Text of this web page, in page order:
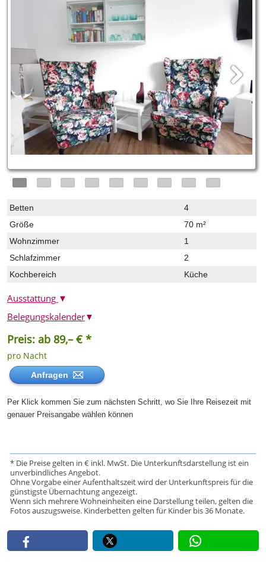
Betten
4
Größe
70 m²
Wohnzimmer
1
Schlafzimmer
2
Kochbereich
Küche
Ausstattung ▼
Preis: ab 89,– € *
pro Nacht
Anfragen
Per Klick kommen Sie zum nächsten Schritt, wo Sie Ihre Reisezeit mit
genauer Preisangabe wählen können
Belegungskalender▼
* Die Preise gelten in € inkl. MwSt. Die Unterkunftsdarstellung ist ein
unverbindliches Angebot.
Ohne Vorgabe einer Aufenthaltszeit wird der Unterkunftspreis für die
günstigste Übernachtung angezeigt.
Wenn sich mehrere Wohneinheiten eine Darstellung teilen, gelten die
Fotos auszugsweise. Kinderbetten gelten für Kinder bis 36 Monate.